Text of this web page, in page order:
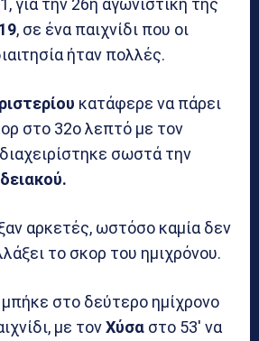
για την 26η αγωνιστική της
, σε ένα παιχνίδι που οι
ήταν πολλές.
κατάφερε να πάρει
στο 32ο λεπτό με τον
σωστά την
αρκετές, ωστόσο καμία δεν
το σκορ του ημιχρόνου.
μπήκε στο δεύτερο ημίχρονο
με τονΧύσα στο 53′ να